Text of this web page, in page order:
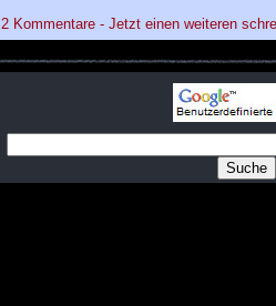
2 Kommentare - Jetzt einen weiteren